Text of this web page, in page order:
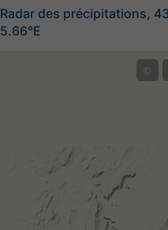
Radar des précipitations,
5.66°E
©